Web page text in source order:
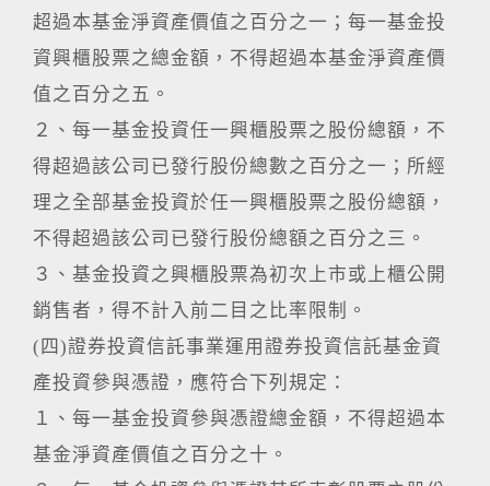
超過本基金淨資產價值之百分之一；每一基金投
資興櫃股票之總金額，不得超過本基金淨資產價
值之百分之五。
２、每一基金投資任一興櫃股票之股份總額，不
得超過該公司已發行股份總數之百分之一；所經
理之全部基金投資於任一興櫃股票之股份總額，
不得超過該公司已發行股份總額之百分之三。
３、基金投資之興櫃股票為初次上市或上櫃公開
銷售者，得不計入前二目之比率限制。
(四)證券投資信託事業運用證券投資信託基金資
產投資參與憑證，應符合下列規定：
１、每一基金投資參與憑證總金額，不得超過本
基金淨資產價值之百分之十。